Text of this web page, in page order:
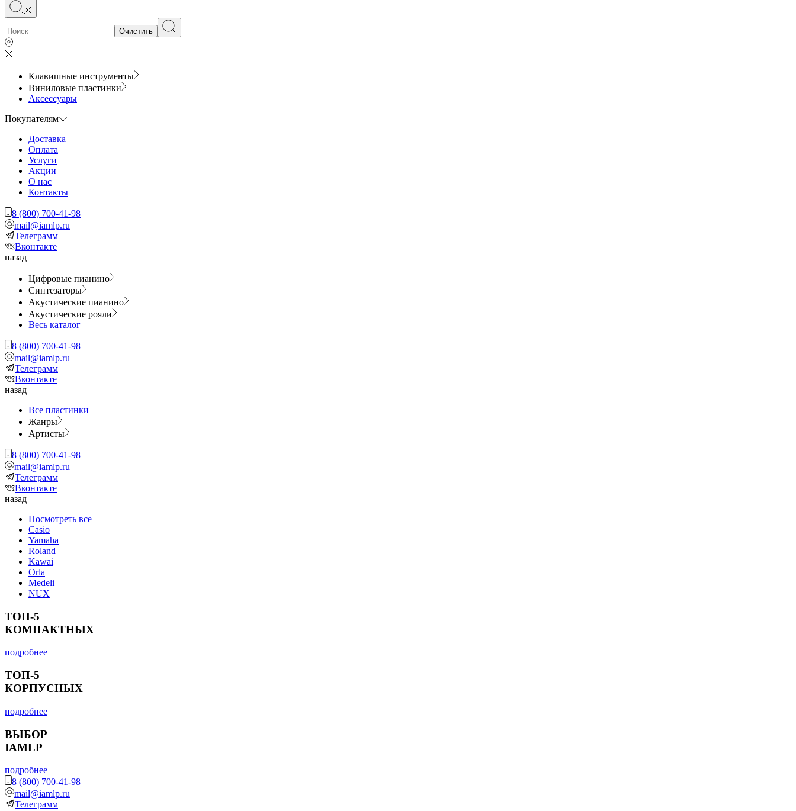
Очистить
Клавишные инструменты
Виниловые пластинки
Аксессуары
Покупателям
Доставка
Оплата
Услуги
Акции
О нас
Контакты
8 (800) 700-41-98
mail@iamlp.ru
Телеграмм
Вконтакте
назад
Цифровые пианино
Синтезаторы
Акустические пианино
Акустические рояли
Весь каталог
8 (800) 700-41-98
mail@iamlp.ru
Телеграмм
Вконтакте
назад
Все пластинки
Жанры
Артисты
8 (800) 700-41-98
mail@iamlp.ru
Телеграмм
Вконтакте
назад
Посмотреть все
Casio
Yamaha
Roland
Kawai
Orla
Medeli
NUX
ТОП-5
КОМПАКТНЫХ
подробнее
ТОП-5
КОРПУСНЫХ
подробнее
ВЫБОР
IAMLP
подробнее
8 (800) 700-41-98
mail@iamlp.ru
Телеграмм